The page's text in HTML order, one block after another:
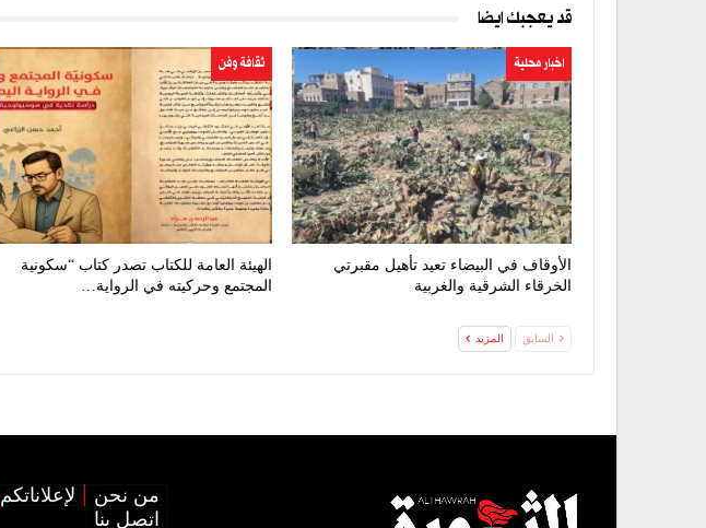
قد يعجبك ايضا
اخبار محلية
الأوقاف في البيضاء تعيد تأهيل مقبرتي
الخرقاء الشرقية والغربية
ثقافة وفن
الهيئة العامة للكتاب تصدر كتاب “سكونية
المجتمع وحركيته في الرواية…
السابق المزيد
من نحن لإعلاناتكم
اتصل بنا